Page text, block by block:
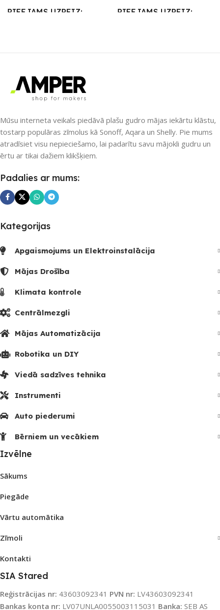
PIEEJAMS UZREIZ
SKAITS
PIEEJAMS UZREIZ
Mūsu interneta veikals piedāvā plašu gudro mājas iekārtu klāstu,
tostarp populāras zīmolus kā Sonoff, Aqara un Shelly. Pie mums
atradīsiet visu nepieciešamo, lai padarītu savu mājokli gudru un
ērtu ar tikai dažiem klikšķiem.
Padalies ar mums:
Kategorijas
Apgaismojums un Elektroinstalācija
Mājas Drošība
Klimata kontrole
Centrālmezgli
Mājas Automatizācija
Robotika un DIY
Viedā sadzīves tehnika
Instrumenti
Auto piederumi
Bērniem un vecākiem
Izvēlne
Sākums
Piegāde
Vārtu automātika
Zīmoli
Kontakti
SIA Stared
Reģistrācijas nr: 43603092341 PVN nr: LV43603092341
Bankas konta nr: LV07UNLA0055003115031 Banka: SEB AS